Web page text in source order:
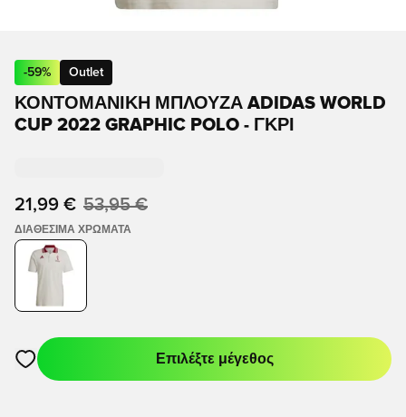
-59% Outlet
ΚΟΝΤΟΜΆΝΙΚΗ ΜΠΛΟΎΖΑ ADIDAS WORLD
CUP 2022 GRAPHIC POLO - ΓΚΡΊ
21,99 € 53,95 €
ΔΙΑΘΈΣΙΜΑ ΧΡΏΜΑΤΑ
Ανοίγει ένα Modal για να συνδεθείτε ή να εγγραφείτε ως
Επιλέξτε μέγεθος